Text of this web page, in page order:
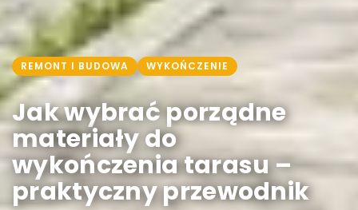
REMONT I BUDOWA WYKOŃCZENIE
Jak wybrać porządne
materiały do
wykończenia tarasu –
praktyczny przewodnik